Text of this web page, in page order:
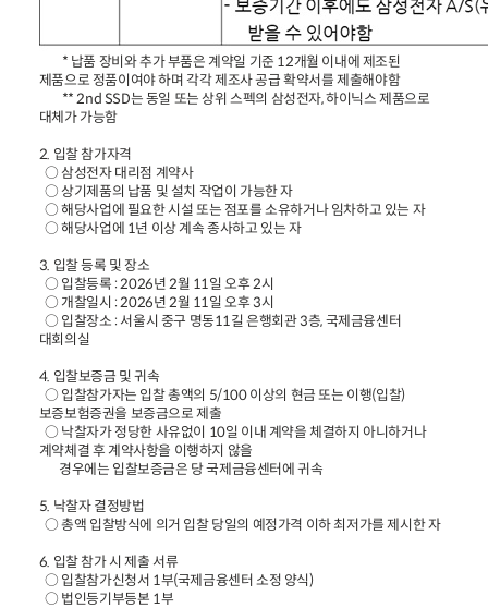
* 납품 장비와 추가 부품은 계약일 기준 12개월 이내에 제조된
제품으로 정품이여야 하며 각각 제조사 공급 확약서를 제출해야함
** 2nd SSD는 동일 또는 상위 스펙의 삼성전자, 하이닉스 제품으로
대체가 가능함
2. 입찰 참가자격
○ 삼성전자 대리점 계약사
○ 상기제품의 납품 및 설치 작업이 가능한 자
○ 해당사업에 필요한 시설 또는 점포를 소유하거나 임차하고 있는 자
○ 해당사업에 1년 이상 계속 종사하고 있는 자
3. 입찰 등록 및 장소
○ 입찰등록 : 2026년 2월 11일 오후 2시
○ 개찰일시 : 2026년 2월 11일 오후 3시
○ 입찰장소 : 서울시 중구 명동11길 은행회관 3층, 국제금융센터
대회의실
4. 입찰보증금 및 귀속
○ 입찰참가자는 입찰 총액의 5/100 이상의 현금 또는 이행(입찰)
보증보험증권을 보증금으로 제출
○ 낙찰자가 정당한 사유없이 10일 이내 계약을 체결하지 아니하거나
계약체결 후 계약사항을 이행하지 않을
경우에는 입찰보증금은 당 국제금융센터에 귀속
5. 낙찰자 결정방법
○ 총액 입찰방식에 의거 입찰 당일의 예정가격 이하 최저가를 제시한 자
6. 입찰 참가 시 제출 서류
○ 입찰참가신청서 1부(국제금융센터 소정 양식)
○ 법인등기부등본 1부